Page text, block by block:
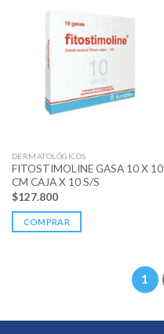
DERMATOLÓGICOS
FITOSTIMOLINE GASA 10 X 10
CM CAJA X 10 S/S
$127.800
COMPRAR
1